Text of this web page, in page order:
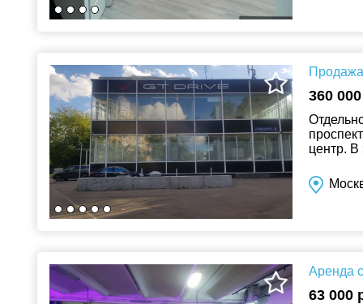
360
центр. В
Аренда
63 000